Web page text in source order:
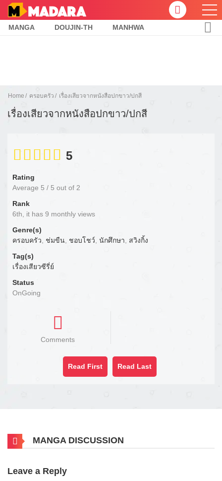
MANGA DOUJIN-TH MANHWA
Home ครอบครัว เรื่องเสียวจากหนังสือปกขาว/ปกสี
เรื่องเสียวจากหนังสือปกขาว/ปกสี
5
Rating
Average 5 / 5 out of 2
Rank
6th, it has 9 monthly views
Genre(s)
ครอบครัว, ช่มขืน, ชอบโชว์, นักศึกษา, สวิงกิ้ง
Tag(s)
เรื่องเสียวซีรี่ย์
Status
OnGoing
Comments
Read First Read Last
MANGA DISCUSSION
Leave a Reply